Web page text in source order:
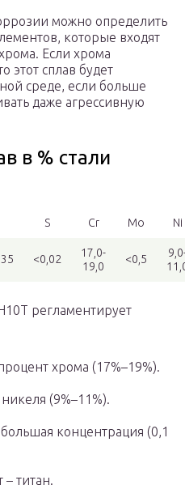
можно определить
которые входят
Если хрома
этот сплав будет
среде, если больше
даже агрессивную
в % стали
S Cr Mo Ni
<0,02
17,0-
19,0
<0,5
регламентирует
хрома (17%–19%).
(9%–11%).
концентрация (0,1
титан.